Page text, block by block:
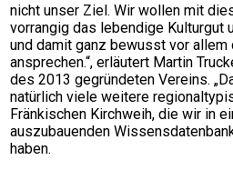
nicht unser Ziel. Wir wollen mit
vorrangig das lebendige Kulturgut
und damit ganz bewusst vor allem
ansprechen.“, erläutert Martin
des 2013 gegründeten Vereins.
natürlich viele weitere
Fränkischen Kirchweih, die wir in
auszubauenden
haben.